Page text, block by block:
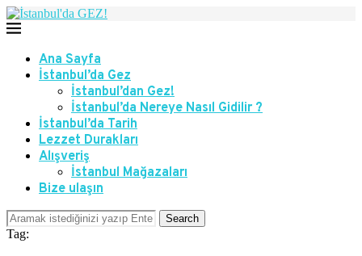
Ana Sayfa
İstanbul’da Gez
İstanbul’dan Gez!
İstanbul’da Nereye Nasıl Gidilir ?
İstanbul’da Tarih
Lezzet Durakları
Alışveriş
İstanbul Mağazaları
Bize ulaşın
Search
Tag: